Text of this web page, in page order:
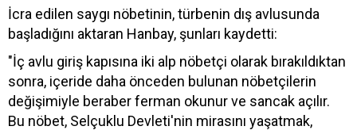
İcra edilen saygı nöbetinin, türbenin dış avlusunda
başladığını aktaran Hanbay, şunları kaydetti:
"İç avlu giriş kapısına iki alp nöbetçi olarak bırakıldıktan
sonra, içeride daha önceden bulunan nöbetçilerin
değişimiyle beraber ferman okunur ve sancak açılır.
Bu nöbet, Selçuklu Devleti'nin mirasını yaşatmak,